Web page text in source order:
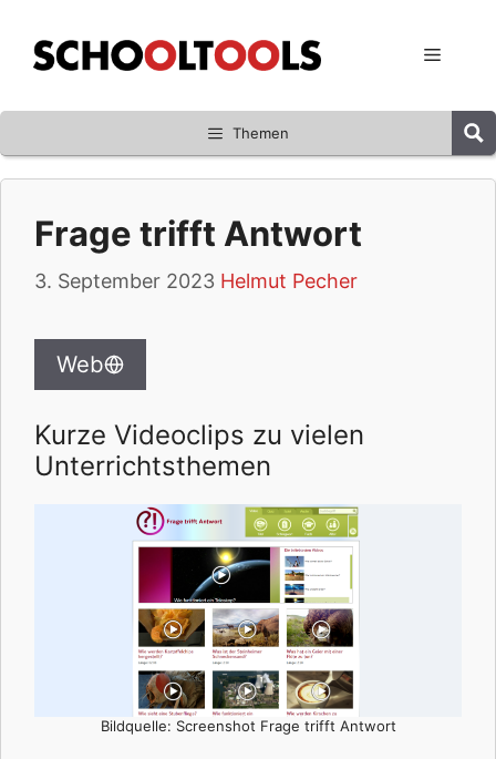
Inhalt
springen
Menü
Themen
Frage trifft Antwort
3. September 2023 Helmut Pecher
Web
Kurze Videoclips zu vielen
Unterrichtsthemen
Bildquelle: Screenshot Frage trifft Antwort